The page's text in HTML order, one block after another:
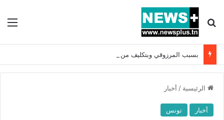
بحث عن
الرئيسية / أخبار
أخبار تونس